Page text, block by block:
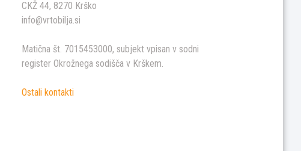
CKŽ 44, 8270 Krško
info@vrtobilja.si
Matična št. 7015453000, subjekt vpisan v sodni
register Okrožnega sodišča v Krškem.
Ostali kontakti